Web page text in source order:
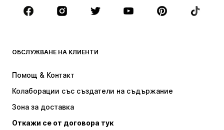
Аксесоари
Premium
НОВО
Пуловери и Трикотаж
Бельо
Палта
Поли
ОБСЛУЖВАНЕ НА КЛИЕНТИ
Помощ & Контакт
Колаборации със създатели на съдържание
Зона за доставка
Откажи се от договора тук